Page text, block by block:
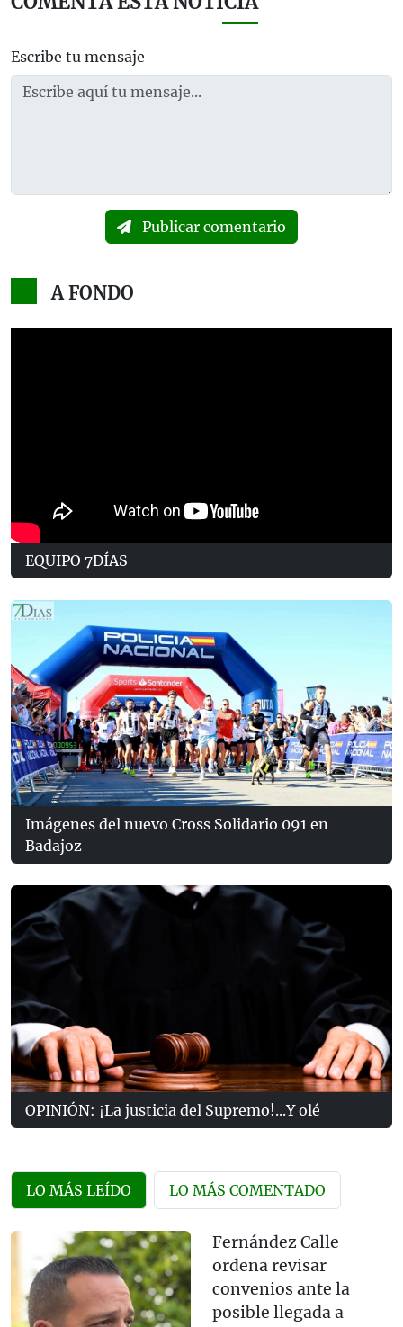
Escribe tu mensaje
Publicar comentario
A FONDO
EQUIPO 7DÍAS
Imágenes del nuevo Cross Solidario 091 en
Badajoz
OPINIÓN: ¡La justicia del Supremo!...Y olé
LO MÁS LEÍDO LO MÁS COMENTADO
Fernández Calle
ordena revisar
convenios ante la
posible llegada a